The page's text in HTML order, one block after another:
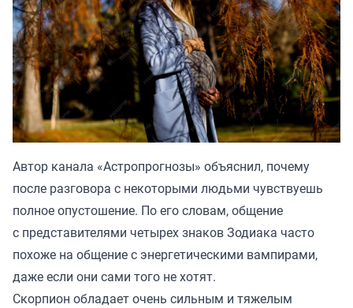
Автор канала «Астропрогнозы» объяснил, почему
после разговора с некоторыми людьми чувствуешь
полное опустошение. По его словам, общение
с представителями четырех знаков Зодиака часто
похоже на общение с энергетическими вампирами,
даже если они сами того не хотят.
Скорпион обладает очень сильным и тяжелым